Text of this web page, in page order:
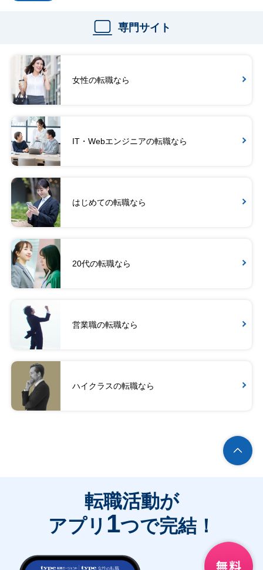
専門サイト
女性の転職なら
IT・Webエンジニアの転職なら
はじめての転職なら
20代の転職なら
営業職の転職なら
ハイクラスの転職なら
転職活動が
アプリ 1つで完結！